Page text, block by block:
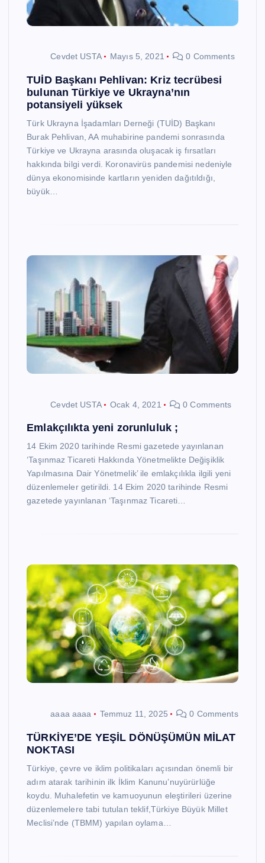
Cevdet USTA Mayıs 5, 2021 0 Comments
TUİD Başkanı Pehlivan: Kriz tecrübesi
bulunan Türkiye ve Ukrayna’nın
potansiyeli yüksek
Türk Ukrayna İşadamları Derneği (TUİD) Başkanı
Burak Pehlivan, AA muhabirine pandemi sonrasında
Türkiye ve Ukrayna arasında oluşacak iş fırsatları
hakkında bilgi verdi. Koronavirüs pandemisi nedeniyle
dünya ekonomisinde kartların yeniden dağıtıldığı,
büyük…
Cevdet USTA Ocak 4, 2021 0 Comments
Emlakçılıkta yeni zorunluluk ;
14 Ekim 2020 tarihinde Resmi gazetede yayınlanan
‘Taşınmaz Ticareti Hakkında Yönetmelikte Değişiklik
Yapılmasına Dair Yönetmelik’ ile emlakçılıkla ilgili yeni
düzenlemeler getirildi. 14 Ekim 2020 tarihinde Resmi
gazetede yayınlanan ‘Taşınmaz Ticareti…
aaaa aaaa Temmuz 11, 2025 0 Comments
TÜRKİYE’DE YEŞİL DÖNÜŞÜMÜN MİLAT
NOKTASI
Türkiye, çevre ve iklim politikaları açısından önemli bir
adım atarak tarihinin ilk İklim Kanunu’nuyürürlüğe
koydu. Muhalefetin ve kamuoyunun eleştirileri üzerine
düzenlemelere tabi tutulan teklif,Türkiye Büyük Millet
Meclisi’nde (TBMM) yapılan oylama…